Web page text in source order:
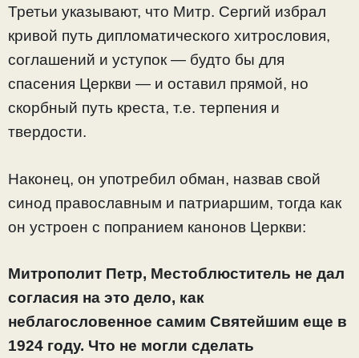
Третьи указывают, что Митр. Сергий избрал
кривой путь дипломатического хитрословия,
соглашений и уступок — будто бы для
спасения Церкви — и оставил прямой, но
скорбный путь креста, т.е. терпения и
твердости.
Наконец, он употребил обман, назвав свой
синод православным и патриаршим, тогда как
он устроен с попранием канонов Церкви:
Митрополит Петр, Местоблюститель не дал
согласия на это дело, как
неблагословенное самим Святейшим еще в
1924 году. Что не могли сделать